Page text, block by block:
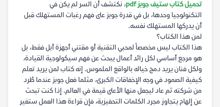
تحميل كتاب ستيف جوبز pdf
، نكتشف أن السر لم يكن في
التكنولوجيا وحدها، بل في قدرة جوبز على فهم رغبات المستهلك قبل
أن يدركها المستهلك نفسه.
لمن هذا الكتاب؟
هذا الكتاب ليس مخصصاً لمحبي التقنية أو مقتني أجهزة أبل فقط، بل
هو مرجع أساسي لكل رائد أعمال يبحث عن فهم سيكولوجية القيادة،
ولكل فنان يريد دمج خياله بالواقع الملموس. إنه كتاب لمن يريد تعلم
كيفية الصمود في وجه الإخفاقات الكبرى، مثلما فعل جوبز عندما طُرد
من شركته ثم عاد ليجعل منها الأعلى قيمة في العالم. إذا كنت تبحث
عن إلهام يتجاوز مجرد الكلمات التحفيزية، فإن قراءة هذا العمل ستغير